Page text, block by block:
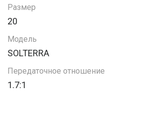
Размер
20
Модель
SOLTERRA
Передаточное отношение
1.7:1